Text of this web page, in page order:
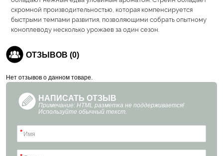
скромной производительностью, которая компенсируется
быстрыми темпами развития, позволяющими собрать опытному
коноплеводу несколько урожаев за один сезон.
ОТЗЫВОВ (0)
Нет отзывов о данном товаре.
НАПИСАТЬ ОТЗЫВ
Примечание: HTML разметка не поддерживается!
Используйте обычный текст.